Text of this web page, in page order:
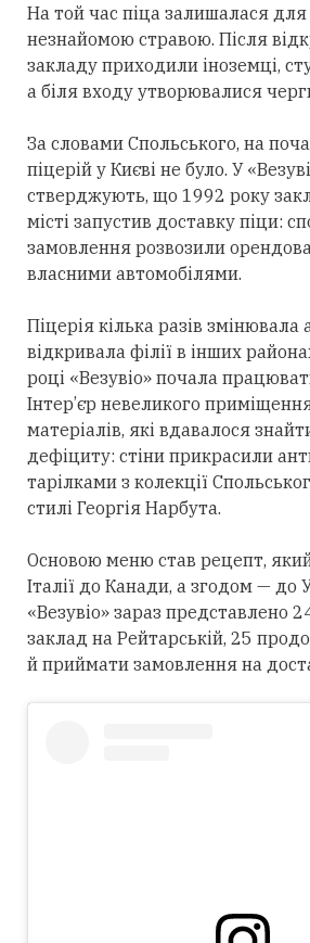
На той час піца залишалася
незнайомою стравою. Після
закладу приходили іноземці,
а біля входу утворювалися
За словами Спольського, на
піцерій у Києві не було. У
стверджують, що 1992 року
місті запустив доставку піци:
замовлення розвозили
власними автомобілями.
Піцерія кілька разів змінювала
відкривала філії в інших
році «Везувіо» почала
Інтер’єр невеликого
матеріалів, які вдавалося
дефіциту: стіни прикрасили
тарілками з колекції
стилі Георгія Нарбута.
Основою меню став рецепт,
Італії до Канади, а згодом — до
«Везувіо» зараз представлено
заклад на Рейтарській, 25
й приймати замовлення на